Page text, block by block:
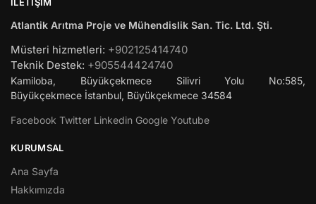
Atlantik Arıtma Proje ve Mühendislik San. Tic. Ltd. Şti.
Müsteri hizmetleri: +902125414740
Teknik Destek: +905544424740
Kamiloba, Büyükçekmece Silivri Yolu No:585,
Büyükçekmece İstanbul, Büyükçekmece 34584
Facebook Twitter Linkedin Google Youtube
KURUMSAL
Ana Sayfa
Hakkımızda